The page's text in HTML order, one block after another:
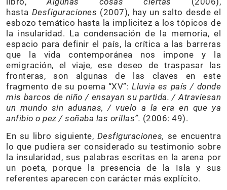
hasta Desfiguraciones (2007), hay un salto desde el
esbozo temático hasta la implicitez a los tópicos de
la insularidad. La condensación de la memoria, el
espacio para definir el país, la crítica a las barreras
que la vida contemporánea nos impone y la
emigración, el viaje, ese deseo de traspasar las
fronteras, son algunas de las claves en este
fragmento de su poema “XV”:Lluvia es país / donde
mis barcos de niño / ensayan su partida. / Atraviesan
un mundo sin aduanas, / vuelo a la era en que ya
anfibio o pez / soñaba las orillas”. (2006: 49).
En su libro siguiente, Desfiguraciones, se encuentra
lo que pudiera ser considerado su testimonio sobre
la insularidad, sus palabras escritas en la arena por
un poeta, porque la presencia de la Isla y sus
referentes aparecen con carácter más explícito.